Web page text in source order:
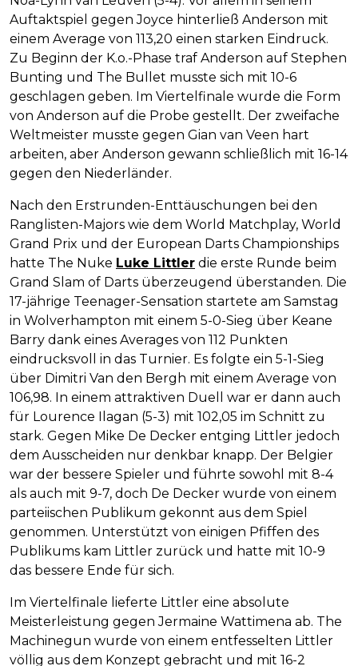
Auftaktspiel gegen Joyce hinterließ Anderson mit
einem Average von 113,20 einen starken Eindruck.
Zu Beginn der K.o.-Phase traf Anderson auf Stephen
Bunting und The Bullet musste sich mit 10-6
geschlagen geben. Im Viertelfinale wurde die Form
von Anderson auf die Probe gestellt. Der zweifache
Weltmeister musste gegen Gian van Veen hart
arbeiten, aber Anderson gewann schließlich mit 16-14
gegen den Niederländer.
Nach den Erstrunden-Enttäuschungen bei den
Ranglisten-Majors wie dem World Matchplay, World
Grand Prix und der European Darts Championships
hatte The Nuke Luke Littler die erste Runde beim
Grand Slam of Darts überzeugend überstanden. Die
17-jährige Teenager-Sensation startete am Samstag
in Wolverhampton mit einem 5-0-Sieg über Keane
Barry dank eines Averages von 112 Punkten
eindrucksvoll in das Turnier. Es folgte ein 5-1-Sieg
über Dimitri Van den Bergh mit einem Average von
106,98. In einem attraktiven Duell war er dann auch
für Lourence Ilagan (5-3) mit 102,05 im Schnitt zu
stark. Gegen Mike De Decker entging Littler jedoch
dem Ausscheiden nur denkbar knapp. Der Belgier
war der bessere Spieler und führte sowohl mit 8-4
als auch mit 9-7, doch De Decker wurde von einem
parteiischen Publikum gekonnt aus dem Spiel
genommen. Unterstützt von einigen Pfiffen des
Publikums kam Littler zurück und hatte mit 10-9
das bessere Ende für sich.
Im Viertelfinale lieferte Littler eine absolute
Meisterleistung gegen Jermaine Wattimena ab. The
Machinegun wurde von einem entfesselten Littler
völlig aus dem Konzept gebracht und mit 16-2